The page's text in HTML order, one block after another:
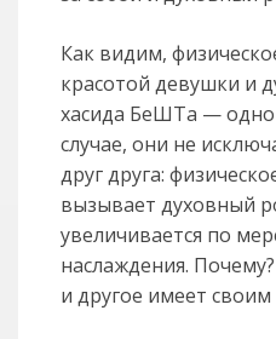
Как видим,
красотой девушки и
хасида БеШТа — одно
случае, они не
друг друга:
вызывает духовный
увеличивается по
наслаждения.
и другое имеет